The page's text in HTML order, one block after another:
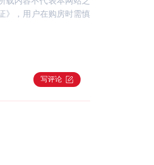
》，用户在购房时需慎
写评论